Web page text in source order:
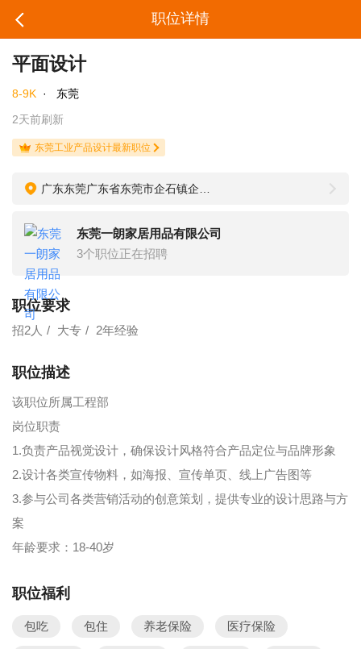
职位详情
平面设计
8-9K ·
东莞
2天前刷新
东莞工业产品设计最新职位
东莞一朗家居用品有限公司
3个职位正在招聘
职位要求
招2人 大专 2年经验
职位描述
该职位所属工程部
岗位职责
1.负责产品视觉设计，确保设计风格符合产品定位与品牌形象
2.设计各类宣传物料，如海报、宣传单页、线上广告图等
3.参与公司各类营销活动的创意策划，提供专业的设计思路与方
案
年龄要求：18-40岁
职位福利
包吃 包住 养老保险 医疗保险